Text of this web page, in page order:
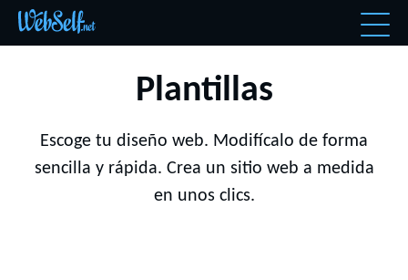
Plantillas
Escoge tu diseño web. Modifícalo de forma
sencilla y rápida. Crea un sitio web a medida
en unos clics.